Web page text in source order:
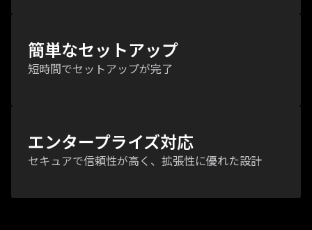
簡単なセットアップ
短時間でセットアップが完了
エンタープライズ対応
セキュアで信頼性が高く、拡張性に優れた設計